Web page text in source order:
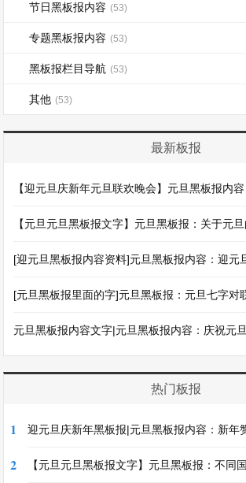
节日黑板报内容 (53)
专题黑板报内容 (53)
黑板报栏目导航 (53)
其他 (53)
最新板报
【迎元旦庆新年元旦联欢晚会】元旦黑板报内
【元旦元旦黑板报文字】元旦黑板报：关于元
[迎元旦黑板报内容资料]元旦黑板报内容：迎元
[元旦黑板报里面的字]元旦黑板报：元旦七字对
元旦黑板报内容文字|元旦黑板报内容：庆祝元
热门板报
1 迎元旦庆新年黑板报|元旦黑板报内容：新年
2 【元旦元旦黑板报文字】元旦黑板报：不同